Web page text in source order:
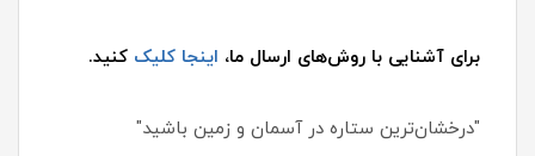
برای آشنایی با روش‌های ارسال ما، اینجا کلیک کنید.
"درخشان‌ترین ستاره در آسمان و زمین باشید"